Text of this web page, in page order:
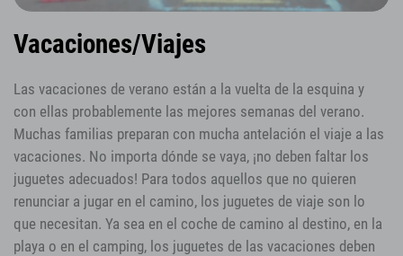
Vacaciones/Viajes
Las vacaciones de verano están a la vuelta de la esquina y
con ellas probablemente las mejores semanas del verano.
Muchas familias preparan con mucha antelación el viaje a las
vacaciones. No importa dónde se vaya, ¡no deben faltar los
juguetes adecuados! Para todos aquellos que no quieren
renunciar a jugar en el camino, los juguetes de viaje son lo
que necesitan. Ya sea en el coche de camino al destino, en la
playa o en el camping, los juguetes de las vacaciones deben